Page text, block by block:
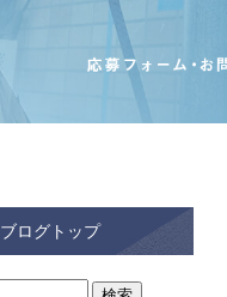
ブログトップ